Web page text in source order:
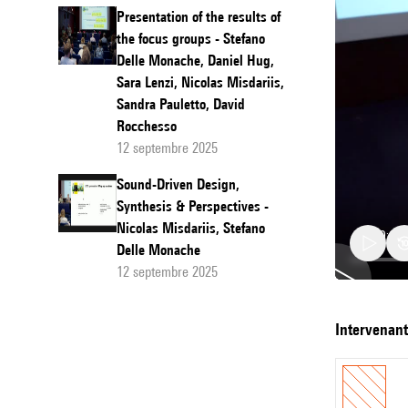
Presentation of the results of
the focus groups - Stefano
Delle Monache, Daniel Hug,
Sara Lenzi, Nicolas Misdariis,
Sandra Pauletto, David
Rocchesso
12 septembre 2025
Sound-Driven Design,
Synthesis & Perspectives -
Nicolas Misdariis, Stefano
Delle Monache
12 septembre 2025
Dialogue
Ecologies
of